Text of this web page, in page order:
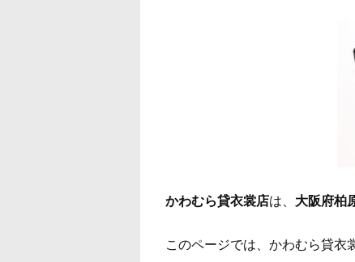
かわむら貸衣裳店は、 大阪府柏
このページでは、かわむら貸衣